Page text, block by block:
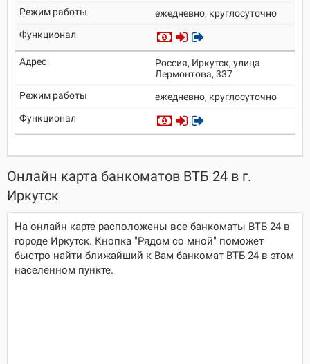
ежедневно, круглосуточно
Россия, Иркутск, улица
Лермонтова, 337
ежедневно, круглосуточно
Онлайн карта банкоматов ВТБ 24 в г.
Иркутск
На онлайн карте расположены все банкоматы ВТБ 24 в
городе Иркутск. Кнопка "Рядом со мной" поможет
быстро найти ближайший к Вам банкомат ВТБ 24 в этом
населенном пункте.